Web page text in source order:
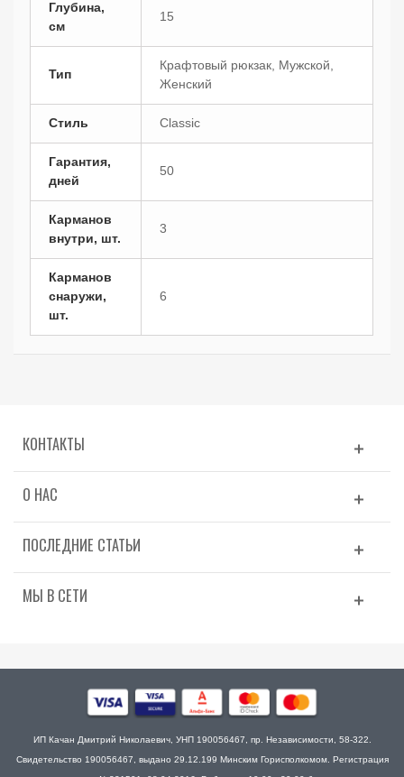
Глубина,
см
15
Тип
Крафтовый рюкзак, Мужской,
Женский
Стиль Classic
Гарантия,
дней
50
Карманов
внутри, шт.
3
Карманов
снаружи,
шт.
6
КОНТАКТЫ
О НАС
ПОСЛЕДНИЕ СТАТЬИ
МЫ В СЕТИ
ИП Качан Дмитрий Николаевич, УНП 190056467, пр. Независимости, 58-322.
Свидетельство 190056467, выдано 29.12.199 Минским Горисполкомом. Регистрация